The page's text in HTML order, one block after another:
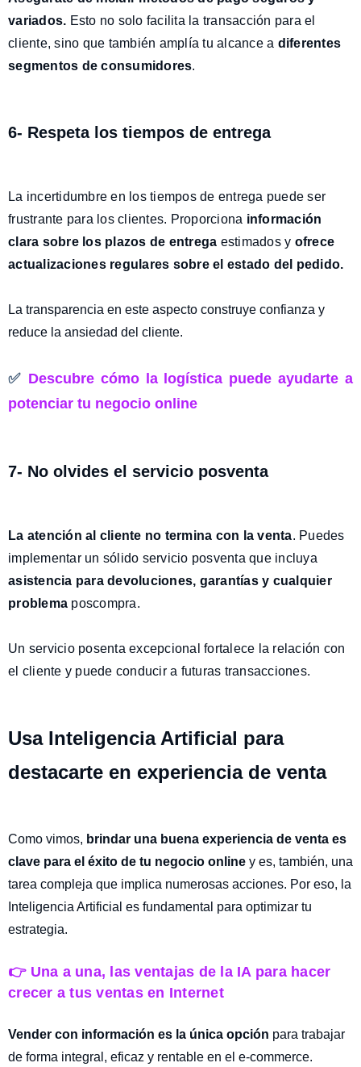
variados. Esto no solo facilita la transacción para el
cliente, sino que también amplía tu alcance a diferentes
segmentos de consumidores.
6- Respeta los tiempos de entrega
La incertidumbre en los tiempos de entrega puede ser
frustrante para los clientes. Proporciona información
clara sobre los plazos de entrega estimados y ofrece
actualizaciones regulares sobre el estado del pedido.
La transparencia en este aspecto construye confianza y
reduce la ansiedad del cliente.
✅ Descubre cómo la logística puede ayudarte a
potenciar tu negocio online
7- No olvides el servicio posventa
La atención al cliente no termina con la venta. Puedes
implementar un sólido servicio posventa que incluya
asistencia para devoluciones, garantías y cualquier
problema poscompra.
Un servicio posenta excepcional fortalece la relación con
el cliente y puede conducir a futuras transacciones.
Usa Inteligencia Artificial para
destacarte en experiencia de venta
Como vimos, brindar una buena experiencia de venta es
clave para el éxito de tu negocio online y es, también, una
tarea compleja que implica numerosas acciones. Por eso, la
Inteligencia Artificial es fundamental para optimizar tu
estrategia.
👉 Una a una, las ventajas de la IA para hacer
crecer a tus ventas en Internet
Vender con información es la única opción para trabajar
de forma integral, eficaz y rentable en el e-commerce.